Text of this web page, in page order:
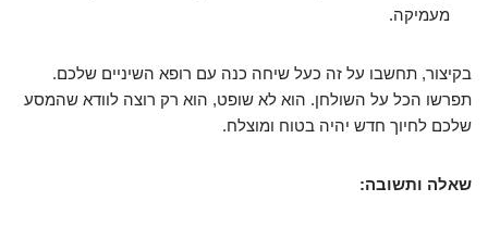
מעמיקה.
בקיצור, תחשבו על זה כעל שיחה כנה עם רופא השיניים שלכם.
תפרשו הכל על השולחן. הוא לא שופט, הוא רק רוצה לוודא שהמסע
שלכם לחיוך חדש יהיה בטוח ומוצלח.
שאלה ותשובה: